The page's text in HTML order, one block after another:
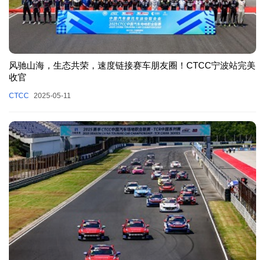
风驰山海，生态共荣，速度链接赛车朋友圈！CTCC宁波站完美
收官
CTCC 2025-05-11